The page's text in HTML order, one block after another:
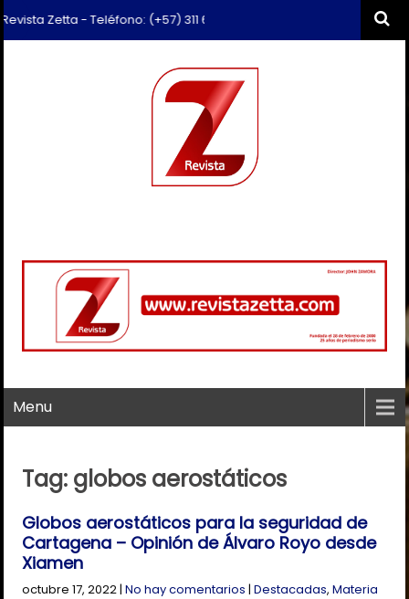
Zetta - Teléfono: (+57) 311 659 6374 - Correo:
Menu
Tag: globos aerostáticos
Globos aerostáticos para la seguridad de
Cartagena – Opinión de Álvaro Royo desde
Xiamen
octubre 17, 2022|No hay comentarios |Destacadas,Materia